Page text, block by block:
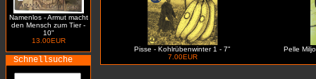
Namenlos - Armut macht
den Mensch zum Tier -
10"
13.00EUR
Schnellsuche
Pisse - Kohlrübenwinter 1 - 7"
7.00EUR
Pelle